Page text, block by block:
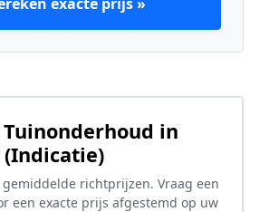
in
(Indicatie)
richtprijzen. Vraag een
een exacte prijs afgestemd op uw